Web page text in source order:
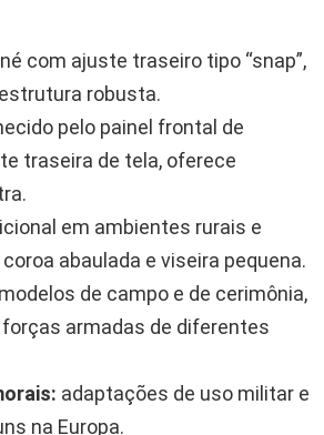
com ajuste traseiro tipo “snap”,
robusta.
pelo painel frontal de
traseira de tela, oferece
em ambientes rurais e
abaulada e viseira pequena.
modelos de campo e de cerimônia,
armadas de diferentes
adaptações de uso militar e
na Europa.